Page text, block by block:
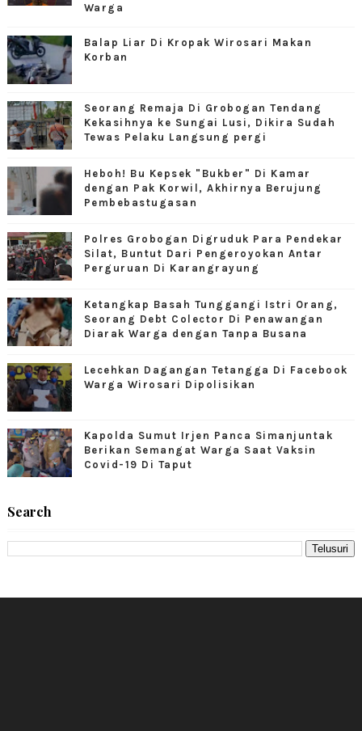
Warga
Balap Liar Di Kropak Wirosari Makan
Korban
Seorang Remaja Di Grobogan Tendang
Kekasihnya ke Sungai Lusi, Dikira Sudah
Tewas Pelaku Langsung pergi
Heboh! Bu Kepsek "Bukber" Di Kamar
dengan Pak Korwil, Akhirnya Berujung
Pembebastugasan
Polres Grobogan Digruduk Para Pendekar
Silat, Buntut Dari Pengeroyokan Antar
Perguruan Di Karangrayung
Ketangkap Basah Tunggangi Istri Orang,
Seorang Debt Colector Di Penawangan
Diarak Warga dengan Tanpa Busana
Lecehkan Dagangan Tetangga Di Facebook
Warga Wirosari Dipolisikan
Kapolda Sumut Irjen Panca Simanjuntak
Berikan Semangat Warga Saat Vaksin
Covid-19 Di Taput
Search